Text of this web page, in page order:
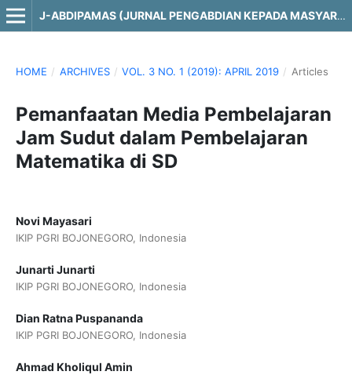
J-ABDIPAMAS (JURNAL PENGABDIAN KEPADA MASYARAKAT)
HOME / ARCHIVES / VOL. 3 NO. 1 (2019): APRIL 2019 / Articles
Pemanfaatan Media Pembelajaran
Jam Sudut dalam Pembelajaran
Matematika di SD
Novi Mayasari
IKIP PGRI BOJONEGORO, Indonesia
Junarti Junarti
IKIP PGRI BOJONEGORO, Indonesia
Dian Ratna Puspananda
IKIP PGRI BOJONEGORO, Indonesia
Ahmad Kholiqul Amin